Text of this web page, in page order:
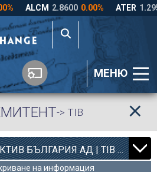
МЕНЮ
-> TIB
ТЕЛЕМАТИК ИНТЕРАКТИВ БЪЛГАРИЯ АД | TIB | 12
на информация